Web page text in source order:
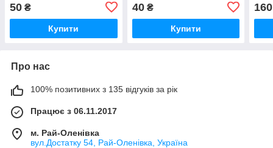
50 ₴
Купити
40₴
Купити
160
Про нас
100% позитивних з 135 відгуків за рік
Працює з 06.11.2017
м. Рай-Оленівка
вул.Достатку 54, Рай-Оленівка, Україна